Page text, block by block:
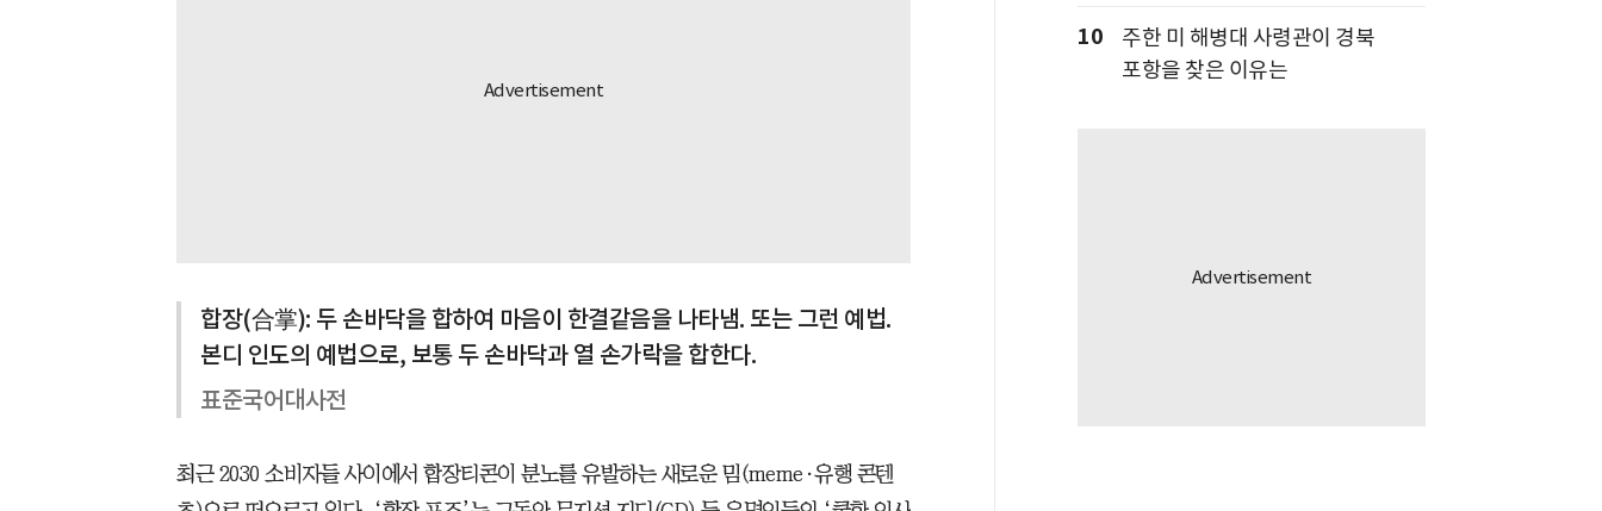
합장(合掌): 두 손바닥을 합하여 마음이 한결같음을 나타냄. 또는 그런 예법.
본디 인도의 예법으로, 보통 두 손바닥과 열 손가락을 합한다.
표준국어대사전
최근 2030 소비자들 사이에서 합장티콘이 분노를 유발하는 새로운 밈(meme·유행 콘텐
10
주한 미 해병대 사령관이 경북
포항을 찾은 이유는